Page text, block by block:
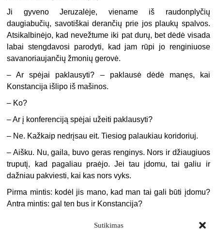
Sutikimas
Ji gyveno Jeruzalėje, viename iš raudonplyčių
daugiabučių, savotiškai derančių prie jos plaukų spalvos.
Atsikalbinėjo, kad nevežtume iki pat durų, bet dėdė visada
labai stengdavosi parodyti, kad jam rūpi jo renginiuose
savanoriaujančių žmonių gerovė.
– Ar spėjai paklausyti? – paklausė dėdė manęs, kai
Konstancija išlipo iš mašinos.
– Ko?
– Ar į konferenciją spėjai užeiti paklausyti?
– Ne. Kažkaip nedrįsau eit. Tiesiog palaukiau koridoriuj.
– Aišku. Nu, gaila, buvo geras renginys. Nors ir džiaugiuos
truputį, kad pagaliau praėjo. Jei tau įdomu, tai galiu ir
dažniau pakviesti, kai kas nors vyks.
Pirma mintis: kodėl jis mano, kad man tai gali būti įdomu?
Antra mintis: gal ten bus ir Konstancija?